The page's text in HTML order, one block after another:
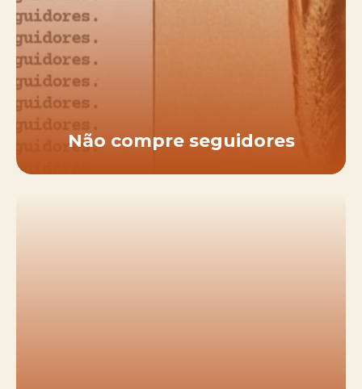
Não compre seguidores